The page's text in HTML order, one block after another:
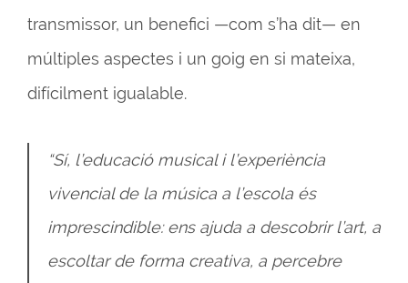
transmissor, un benefici —com s’ha dit— en
múltiples aspectes i un goig en si mateixa,
difícilment igualable.
“Sí, l’educació musical i l’experiència
vivencial de la música a l’escola és
imprescindible: ens ajuda a descobrir l’art, a
escoltar de forma creativa, a percebre